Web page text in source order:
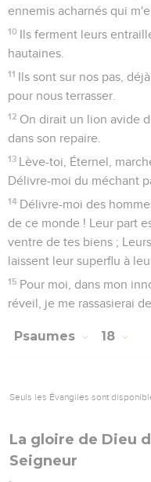
ennemis acharnés qui
10 Ils ferment leurs
hautaines.
11 Ils sont sur nos pas,
pour nous terrasser.
12 On dirait un lion avide
dans son repaire.
13 Lève-toi, Éternel,
Délivre-moi du méchant
14 Délivre-moi des
de ce monde ! Leur part
ventre de tes biens ;
laissent leur superflu à
15 Pour moi, dans mon
réveil, je me rassasierai
Psaumes 18
Seuls les Évangiles sont
La gloire de Dieu
Seigneur